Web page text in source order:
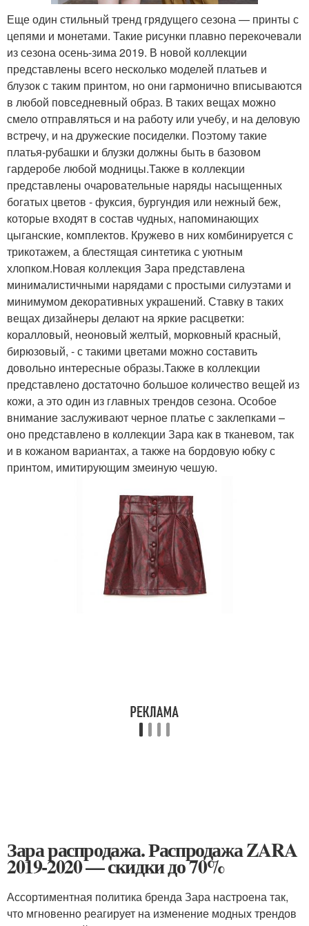
Еще один стильный тренд грядущего сезона — принты с
цепями и монетами. Такие рисунки плавно перекочевали
из сезона осень-зима 2019. В новой коллекции
представлены всего несколько моделей платьев и
блузок с таким принтом, но они гармонично вписываются
в любой повседневный образ. В таких вещах можно
смело отправляться и на работу или учебу, и на деловую
встречу, и на дружеские посиделки. Поэтому такие
платья-рубашки и блузки должны быть в базовом
гардеробе любой модницы.Также в коллекции
представлены очаровательные наряды насыщенных
богатых цветов - фуксия, бургундия или нежный беж,
которые входят в состав чудных, напоминающих
цыганские, комплектов. Кружево в них комбинируется с
трикотажем, а блестящая синтетика с уютным
хлопком.Новая коллекция Зара представлена
минималистичными нарядами с простыми силуэтами и
минимумом декоративных украшений. Ставку в таких
вещах дизайнеры делают на яркие расцветки:
коралловый, неоновый желтый, морковный красный,
бирюзовый, - с такими цветами можно составить
довольно интересные образы.Также в коллекции
представлено достаточно большое количество вещей из
кожи, а это один из главных трендов сезона. Особое
внимание заслуживают черное платье с заклепками –
оно представлено в коллекции Зара как в тканевом, так
и в кожаном вариантах, а также на бордовую юбку с
принтом, имитирующим змеиную чешую.
Зара распродажа. Распродажа ZARA
2019-2020 — скидки до 70%
Ассортиментная политика бренда Зара настроена так,
что мгновенно реагирует на изменение модных трендов